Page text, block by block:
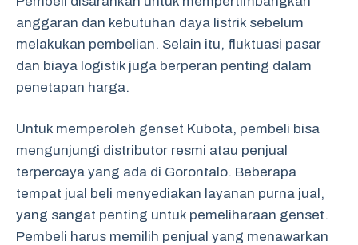
anggaran dan kebutuhan daya listrik sebelum
melakukan pembelian. Selain itu, fluktuasi pasar
dan biaya logistik juga berperan penting dalam
penetapan harga.
Untuk memperoleh genset Kubota, pembeli bisa
mengunjungi distributor resmi atau penjual
terpercaya yang ada di Gorontalo. Beberapa
tempat jual beli menyediakan layanan purna jual,
yang sangat penting untuk pemeliharaan genset.
Pembeli harus memilih penjual yang menawarkan